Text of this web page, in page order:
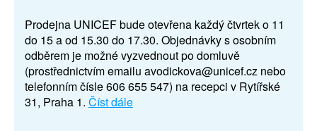
Prodejna UNICEF bude otevřena každý čtvrtek o 11
do 15 a od 15.30 do 17.30. Objednávky s osobním
odběrem je možné vyzvednout po domluvě
(prostřednictvím emailu avodickova@unicef.cz nebo
telefonním čísle 606 655 547) na recepci v Rytířské
31, Praha 1. Číst dále